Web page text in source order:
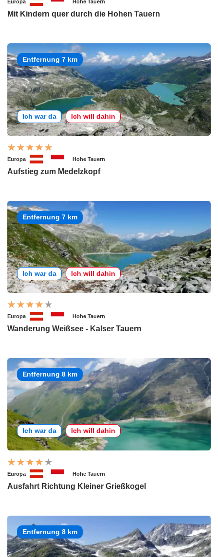
Europa Hohe Tauern
Mit Kindern quer durch die Hohen Tauern
Entfernung 7 km
Ich war da Ich will dahin
Europa Hohe Tauern
Aufstieg zum Medelzkopf
Entfernung 7 km
Ich war da Ich will dahin
Europa Hohe Tauern
Wanderung Weißsee - Kalser Tauern
Entfernung 8 km
Ich war da Ich will dahin
Europa Hohe Tauern
Ausfahrt Richtung Kleiner Grießkogel
Entfernung 8 km